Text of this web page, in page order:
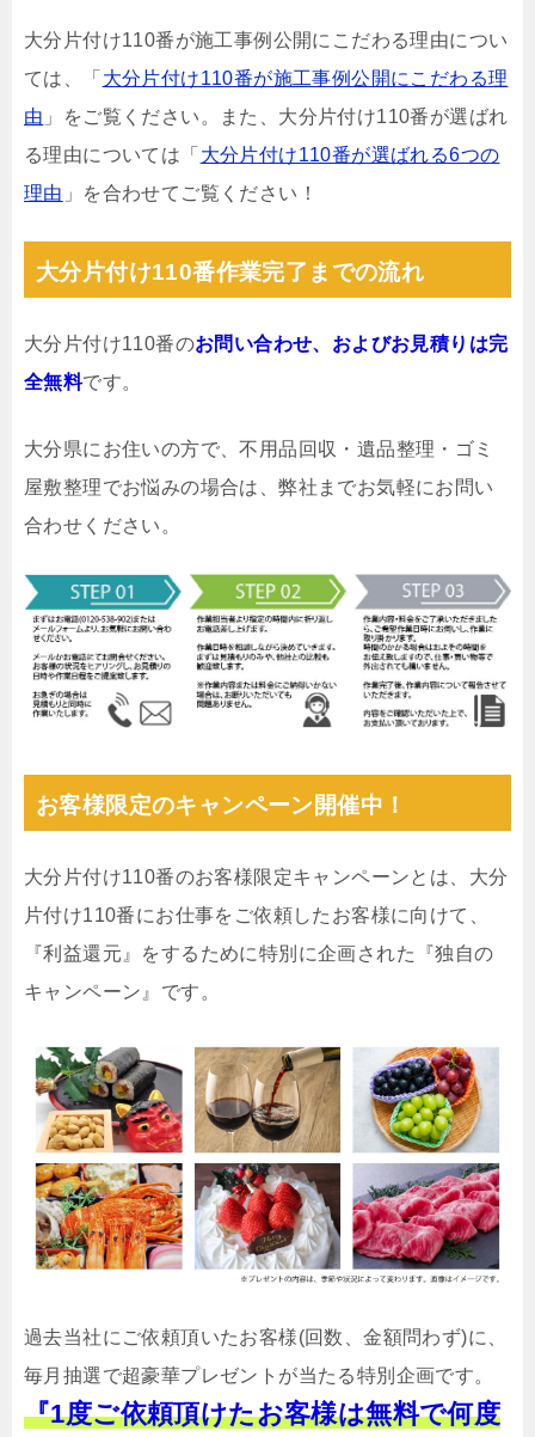
大分片付け110番が施工事例公開にこだわる理由につい
ては、「 大分片付け110番が施工事例公開にこだわる理
由 」をご覧ください。また、大分片付け110番が選ばれ
る理由については「 大分片付け110番が選ばれる6つの
理由 」を合わせてご覧ください！
大分片付け110番作業完了までの流れ
大分片付け110番のお問い合わせ、およびお見積りは完
全無料です。
大分県にお住いの方で、不用品回収・遺品整理・ゴミ
屋敷整理でお悩みの場合は、弊社までお気軽にお問い
合わせください。
お客様限定のキャンペーン開催中！
大分片付け110番のお客様限定キャンペーンとは、大分
片付け110番にお仕事をご依頼したお客様に向けて、
『利益還元』をするために特別に企画された『独自の
キャンペーン』です。
過去当社にご依頼頂いたお客様(回数、金額問わず)に、
毎月抽選で超豪華プレゼントが当たる特別企画です。
『1度ご依頼頂けたお客様は無料で何度